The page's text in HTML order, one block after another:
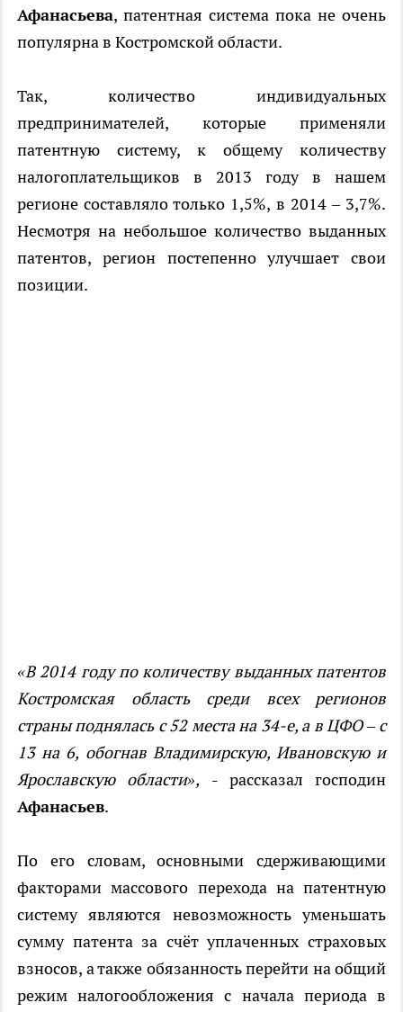
Афанасьева, патентная система пока не очень
популярна в Костромской области.
Так, количество индивидуальных
предпринимателей, которые применяли
патентную систему, к общему количеству
налогоплательщиков в 2013 году в нашем
регионе составляло только 1,5%, в 2014 – 3,7%.
Несмотря на небольшое количество выданных
патентов, регион постепенно улучшает свои
позиции.
«В 2014 году по количеству выданных патентов
Костромская область среди всех регионов
страны поднялась с 52 места на 34-е, а в ЦФО – с
13 на 6, обогнав Владимирскую, Ивановскую и
Ярославскую области», - рассказал господин
Афанасьев.
По его словам, основными сдерживающими
факторами массового перехода на патентную
систему являются невозможность уменьшать
сумму патента за счёт уплаченных страховых
взносов, а также обязанность перейти на общий
режим налогообложения с начала периода в